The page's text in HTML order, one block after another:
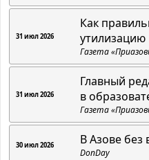
31 июл 2026
Как
утилизацию
Газета
31 июл 2026
Главный
в
Газета
30 июл 2026 В Азове без
DonDay